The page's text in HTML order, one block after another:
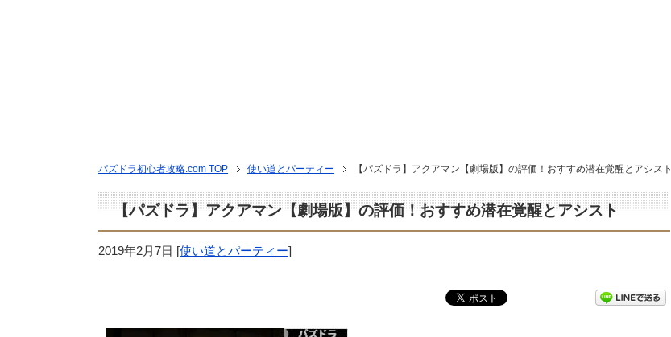
パズドラ初心者攻略.com TOP 使い道とパーティー 【パズドラ】アクアマン【劇場版】の評価！おすすめ潜在覚醒とアシスト
【パズドラ】アクアマン【劇場版】の評価！おすすめ潜在覚醒とアシスト
2019年2月7日 [使い道とパーティー]